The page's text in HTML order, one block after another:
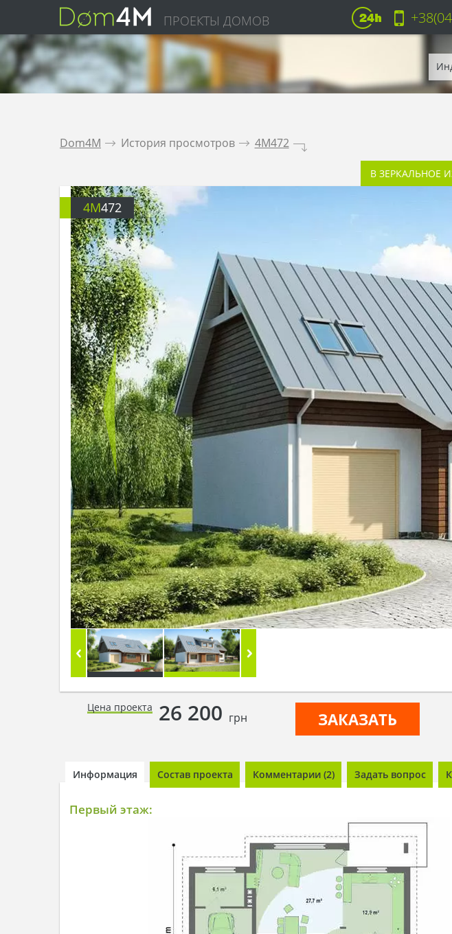
ПРОЕКТЫ ДОМОВ
Dom4M . История просмотров . 4M472 .
В ЗЕРКАЛЬНОЕ
4M472
Цена проекта 26 200 грн ЗАКАЗАТЬ
Информация Состав проекта Комментарии (2) Задать вопрос
Первый этаж: